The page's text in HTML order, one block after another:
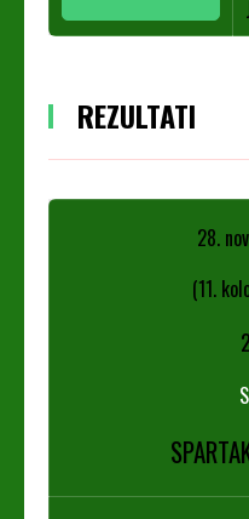
REZULTATI
28.
(11.